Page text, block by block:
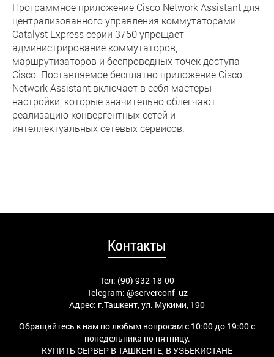
Программное приложение Cisco Network Assistant для
централизованного управления коммутаторами
Catalyst Express серии 3750 упрощает
администрирование коммутаторов,
маршрутизаторов и беспроводных точек доступа
Cisco. Поставляемое бесплатно приложение Cisco
Network Assistant включает в себя мастеры
настройки, которые значительно облегчают
реализацию конвергентных сетей и
интеллектуальных сетевых сервисов.
Контакты
Тел: (90) 932-18-00
Telegram: @serverconf_uz
Адрес: г.Ташкент, ул. Мукими, 190
Обращайтесь к нам по любым вопросам с 10:00 до 19:00 с
понедельника по пятницу.
КУПИТЬ СЕРВЕР В ТАШКЕНТЕ, В УЗБЕКИСТАНЕ